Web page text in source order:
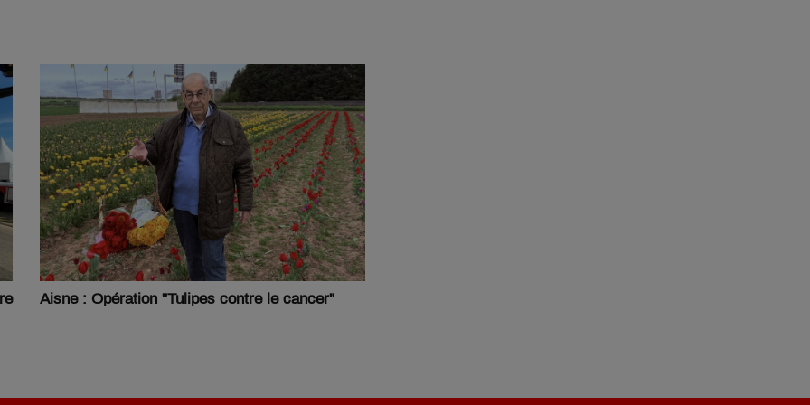
Aisne : Opération "Tulipes contre le cancer"